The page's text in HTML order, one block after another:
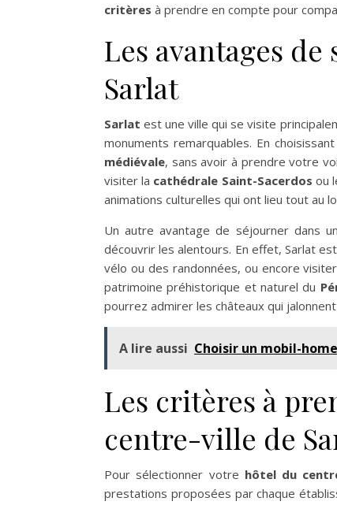
critères à prendre en compte pour
Les avantages
Sarlat
Sarlat est une ville qui se visite
monuments remarquables. En choisissant
médiévale, sans avoir à prendre votre
visiter la cathédrale Saint-Sacerdos ou
animations culturelles qui ont lieu tout au
Un autre avantage de séjourner dans un
découvrir les alentours. En effet, Sarlat
vélo ou des randonnées, ou encore
patrimoine préhistorique et naturel du
pourrez admirer les châteaux qui
A lire aussi Choisir un mobil-
Les critères à
centre-ville de
Pour sélectionner votre hôtel du
prestations proposées par chaque